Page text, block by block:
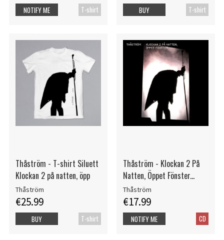
T-shirt
NOTIFY ME T-shirt
BUY
Thåström - T-shirt Siluett
Klockan 2 på natten, öpp
Thåström
€25.99
T-shirt
BUY
Thåström - Klockan 2 På
Natten, Öppet Fönster...
Thåström
€17.99
CD
NOTIFY ME